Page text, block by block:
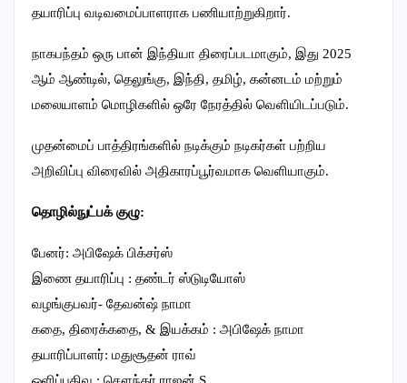
தயாரிப்பு வடிவமைப்பாளராக பணியாற்றுகிறார்.
நாகபந்தம் ஒரு பான் இந்தியா திரைப்படமாகும், இது 2025
ஆம் ஆண்டில், தெலுங்கு, இந்தி, தமிழ், கன்னடம் மற்றும்
மலையாளம் மொழிகளில் ஒரே நேரத்தில் வெளியிடப்படும்.
முதன்மைப் பாத்திரங்களில் நடிக்கும் நடிகர்கள் பற்றிய
அறிவிப்பு விரைவில் அதிகாரப்பூர்வமாக வெளியாகும்.
தொழில்நுட்பக் குழு:
பேனர்: அபிஷேக் பிக்சர்ஸ்
இணை தயாரிப்பு : தண்டர் ஸ்டுடியோஸ்
வழங்குபவர்- தேவன்ஷ் நாமா
கதை, திரைக்கதை, & இயக்கம் : அபிஷேக் நாமா
தயாரிப்பாளர்: மதுசூதன் ராவ்